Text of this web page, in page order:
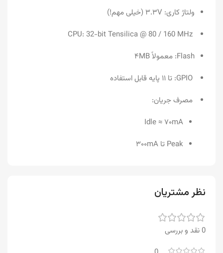
ولتاژ کاری: ۳.۳V (خیلی مهم!)
CPU: 32-bit Tensilica @ 80 / 160 MHz
Flash: معمولاً ۴MB
GPIO: تا ۱۱ پایه قابل استفاده
مصرف جریان:
Idle ≈ ۷۰mA
Peak تا ۳۰۰mA
نظر مشتریان
0 نقد و بررسی